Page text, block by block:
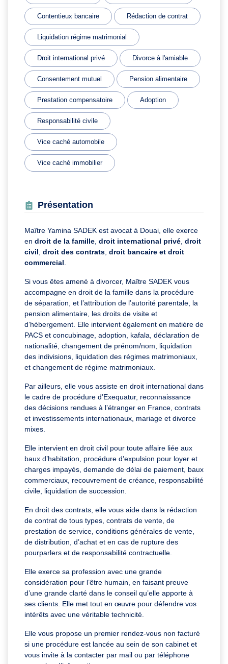
Contentieux bancaire Rédaction de contrat
Liquidation régime matrimonial
Droit international privé Divorce à l'amiable
Consentement mutuel Pension alimentaire
Prestation compensatoire Adoption
Responsabilité civile
Vice caché automobile
Vice caché immobilier
Présentation
Maître Yamina SADEK est avocat à Douai, elle exerce
en droit de la famille, droit international privé, droit
civil, droit des contrats, droit bancaire et droit
commercial.
Si vous êtes amené à divorcer, Maître SADEK vous
accompagne en droit de la famille dans la procédure
de séparation, et l’attribution de l’autorité parentale, la
pension alimentaire, les droits de visite et
d’hébergement. Elle intervient également en matière de
PACS et concubinage, adoption, kafala, déclaration de
nationalité, changement de prénom/nom, liquidation
des indivisions, liquidation des régimes matrimoniaux,
et changement de régime matrimoniaux.
Par ailleurs, elle vous assiste en droit international dans
le cadre de procédure d’Exequatur, reconnaissance
des décisions rendues à l’étranger en France, contrats
et investissements internationaux, mariage et divorce
mixes.
Elle intervient en droit civil pour toute affaire liée aux
baux d’habitation, procédure d’expulsion pour loyer et
charges impayés, demande de délai de paiement, baux
commerciaux, recouvrement de créance, responsabilité
civile, liquidation de succession.
En droit des contrats, elle vous aide dans la rédaction
de contrat de tous types, contrats de vente, de
prestation de service, conditions générales de vente,
de distribution, d’achat et en cas de rupture des
pourparlers et de responsabilité contractuelle.
Elle exerce sa profession avec une grande
considération pour l’être humain, en faisant preuve
d’une grande clarté dans le conseil qu’elle apporte à
ses clients. Elle met tout en œuvre pour défendre vos
intérêts avec une véritable technicité.
Elle vous propose un premier rendez-vous non facturé
si une procédure est lancée au sein de son cabinet et
vous invite à la contacter par mail ou par téléphone